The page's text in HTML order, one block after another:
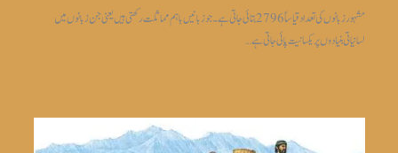
مشہور زبانوں کی تعداد قیاساً2796 بتائی جاتی ہے ۔جو زبانیں باہم مماثلت رکھتی ہیں یعنی جن زبانوں میں
لسانیاتی بنیادوں پر یکسانیت پائی جاتی ہے…